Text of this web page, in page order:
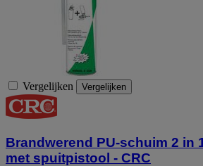
Vergelijken Vergelijken
Brandwerend PU-schuim 2 in
met spuitpistool - CRC